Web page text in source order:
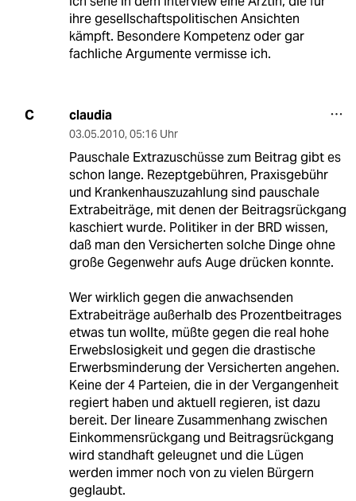
ihre gesellschaftspolitischen Ansichten
kämpft. Besondere Kompetenz oder gar
fachliche Argumente vermisse ich.
C claudia
03.05.2010, 05:16 Uhr
Pauschale Extrazuschüsse zum Beitrag gibt es
schon lange. Rezeptgebühren, Praxisgebühr
und Krankenhauszuzahlung sind pauschale
Extrabeiträge, mit denen der Beitragsrückgang
kaschiert wurde. Politiker in der BRD wissen,
daß man den Versicherten solche Dinge ohne
große Gegenwehr aufs Auge drücken konnte.
Wer wirklich gegen die anwachsenden
Extrabeiträge außerhalb des Prozentbeitrages
etwas tun wollte, müßte gegen die real hohe
Erwebslosigkeit und gegen die drastische
Erwerbsminderung der Versicherten angehen.
Keine der 4 Parteien, die in der Vergangenheit
regiert haben und aktuell regieren, ist dazu
bereit. Der lineare Zusammenhang zwischen
Einkommensrückgang und Beitragsrückgang
wird standhaft geleugnet und die Lügen
werden immer noch von zu vielen Bürgern
geglaubt.